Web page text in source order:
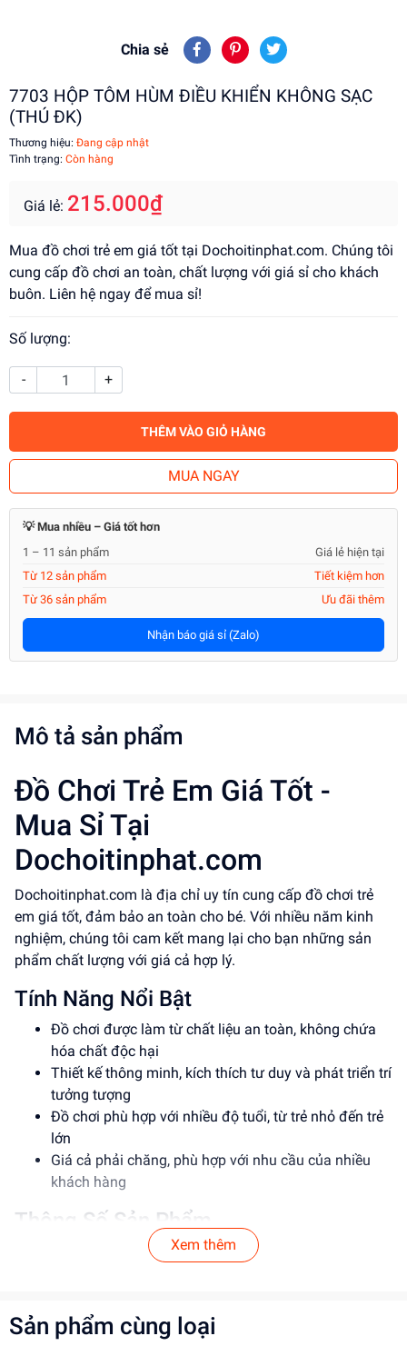
Chia sẻ
7703 HỘP TÔM HÙM ĐIỀU KHIỂN KHÔNG SẠC
(THÚ ĐK)
Thương hiệu: Đang cập nhật
Tình trạng: Còn hàng
Giá lẻ: 215.000₫
Mua đồ chơi trẻ em giá tốt tại Dochoitinphat.com. Chúng tôi
cung cấp đồ chơi an toàn, chất lượng với giá sỉ cho khách
buôn. Liên hệ ngay để mua sỉ!
Số lượng:
- +
THÊM VÀO GIỎ HÀNG
MUA NGAY
💡 Mua nhiều – Giá tốt hơn
1 – 11 sản phẩm
Giá lẻ hiện tại
Từ 12 sản phẩm
Tiết kiệm hơn
Từ 36 sản phẩm
Ưu đãi thêm
Nhận báo giá sỉ (Zalo)
Mô tả sản phẩm
Đồ Chơi Trẻ Em Giá Tốt -
Mua Sỉ Tại
Dochoitinphat.com
Dochoitinphat.com là địa chỉ uy tín cung cấp đồ chơi trẻ
em giá tốt, đảm bảo an toàn cho bé. Với nhiều năm kinh
nghiệm, chúng tôi cam kết mang lại cho bạn những sản
phẩm chất lượng với giá cả hợp lý.
Tính Năng Nổi Bật
Đồ chơi được làm từ chất liệu an toàn, không chứa
hóa chất độc hại
Thiết kế thông minh, kích thích tư duy và phát triển trí
tưởng tượng
Đồ chơi phù hợp với nhiều độ tuổi, từ trẻ nhỏ đến trẻ
lớn
Giá cả phải chăng, phù hợp với nhu cầu của nhiều
khách hàng
Thông Số Sản Phẩm
Item No: ABC123
Độ tuổi phù hợp: 3-6 tuổi
Xem thêm
Sản phẩm cùng loại